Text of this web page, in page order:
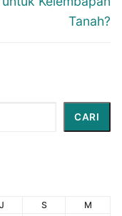
Tanah?
CARI
J S
M